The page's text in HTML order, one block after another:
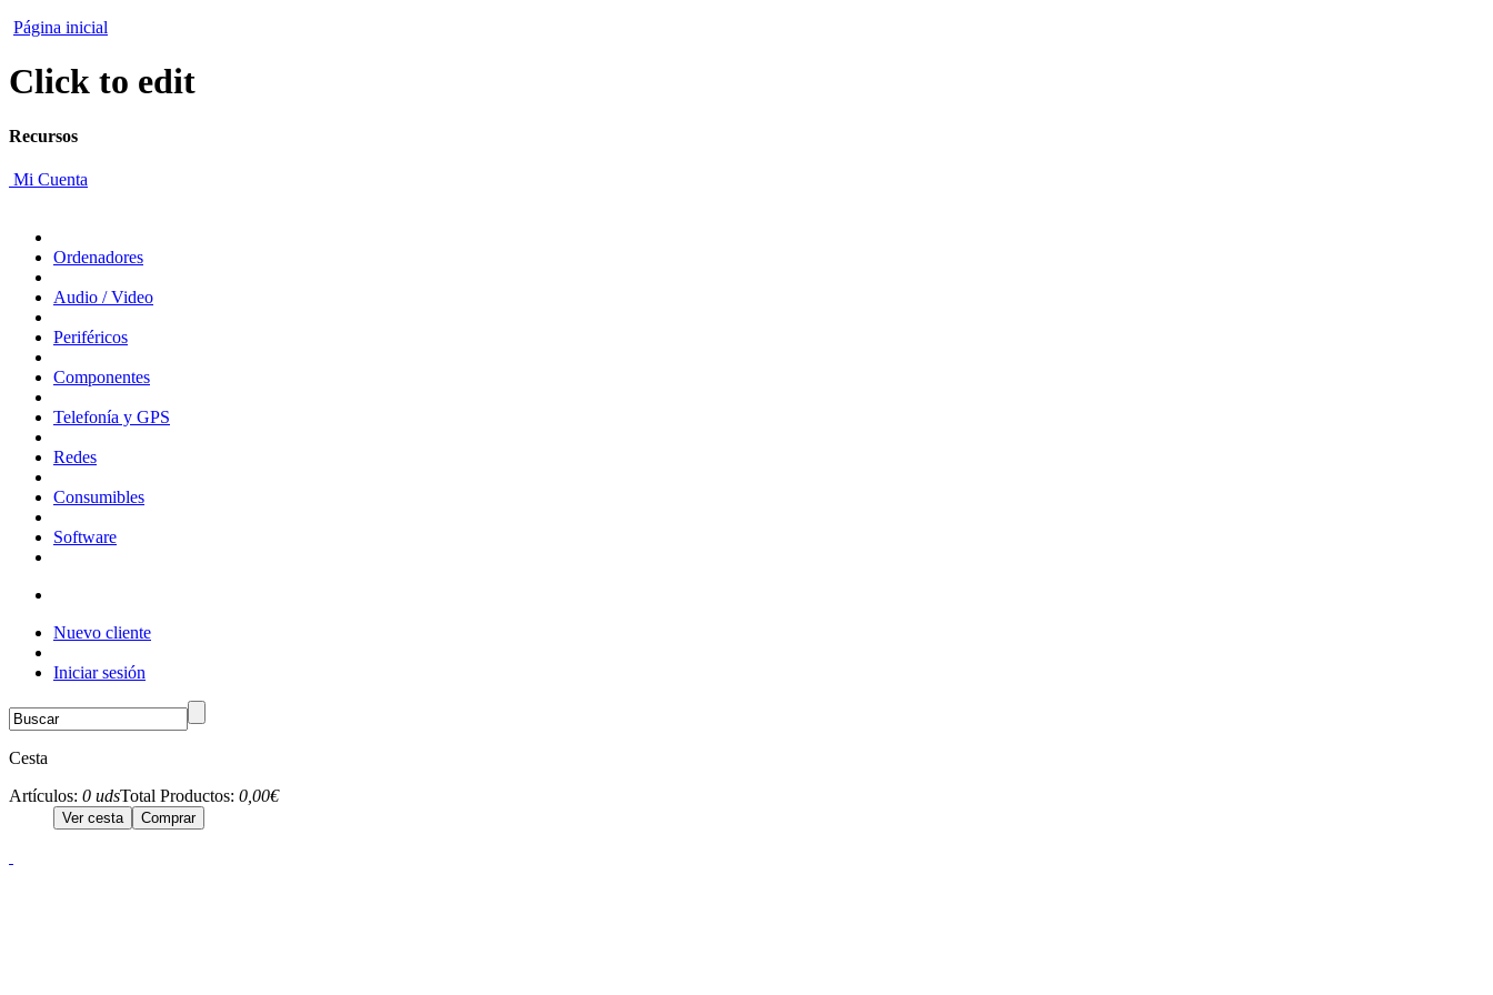
Página inicial
Click to edit
Recursos
Mi Cuenta
Ordenadores
Audio / Video
Periféricos
Componentes
Telefonía y GPS
Redes
Consumibles
Software
Nuevo cliente
Iniciar sesión
Cesta
Artículos: 0 udsTotal Productos: 0,00€